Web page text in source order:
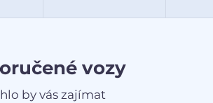
vozy
by vás zajímat